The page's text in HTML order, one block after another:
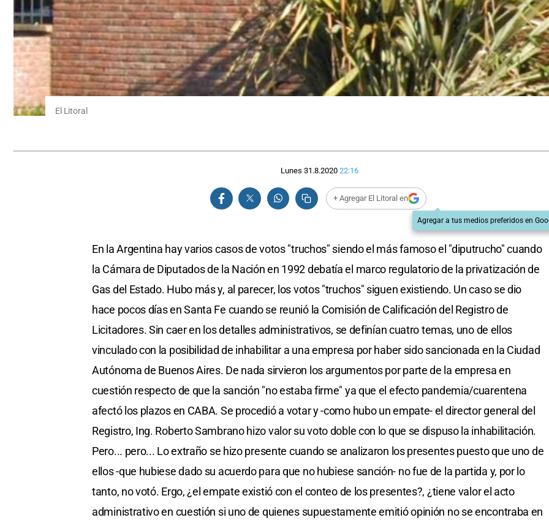
El Litoral
Lunes 31.8.2020 22:16
+ Agregar El Litoral en
Agregar a tus medios preferidos en
En la Argentina hay varios casos de votos "truchos" siendo el más famoso el "diputrucho" cuando
la Cámara de Diputados de la Nación en 1992 debatía el marco regulatorio de la privatización de
Gas del Estado. Hubo más y, al parecer, los votos "truchos" siguen existiendo. Un caso se dio
hace pocos días en Santa Fe cuando se reunió la Comisión de Calificación del Registro de
Licitadores. Sin caer en los detalles administrativos, se definían cuatro temas, uno de ellos
vinculado con la posibilidad de inhabilitar a una empresa por haber sido sancionada en la Ciudad
Autónoma de Buenos Aires. De nada sirvieron los argumentos por parte de la empresa en
cuestión respecto de que la sanción "no estaba firme" ya que el efecto pandemia/cuarentena
afectó los plazos en CABA. Se procedió a votar y -como hubo un empate- el director general del
Registro, Ing. Roberto Sambrano hizo valor su voto doble con lo que se dispuso la inhabilitación.
Pero... pero... Lo extraño se hizo presente cuando se analizaron los presentes puesto que uno de
ellos -que hubiese dado su acuerdo para que no hubiese sanción- no fue de la partida y, por lo
tanto, no votó. Ergo, ¿el empate existió con el conteo de los presentes?, ¿tiene valor el acto
administrativo en cuestión si uno de quienes supuestamente emitió opinión no se encontraba en